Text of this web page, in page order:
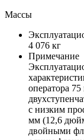
Массы
4 076 кг
Примечание
оператора
с низким
мм (12,6
двойными